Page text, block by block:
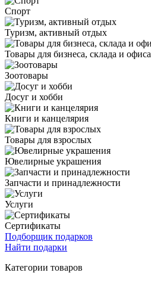
Спорт
Туризм, активный отдых
Товары для бизнеса, склада и офиса
Зоотовары
Досуг и хобби
Книги и канцелярия
Товары для взрослых
Ювелирные украшения
Запчасти и принадлежности
Услуги
Сертификаты
Подборщик подарков
Найти подарки
Категории товаров